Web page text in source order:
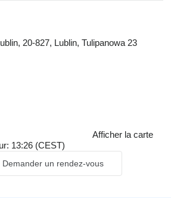
20-827, Lublin, Tulipanowa 23
Afficher la carte
13:26 (CEST)
Demander un rendez-vous